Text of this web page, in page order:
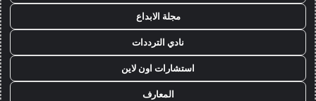
مجلة الابداع
نادي الترددات
استشارات اون لاين
المعارف